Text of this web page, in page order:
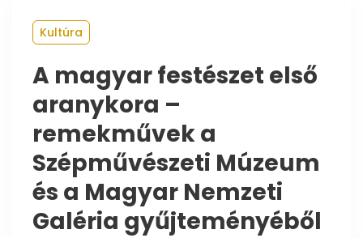
Kultúra
A magyar festészet első
aranykora –
remekművek a
Szépművészeti Múzeum
és a Magyar Nemzeti
Galéria gyűjteményéből